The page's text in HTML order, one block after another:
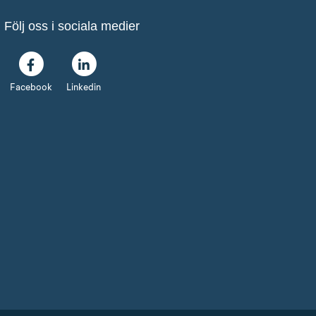
Följ oss i sociala medier
Facebook Linkedin